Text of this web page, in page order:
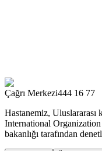
Çağrı Merkezi444 16 77
Hastanemiz, Uluslararası
International
bakanlığı tarafından